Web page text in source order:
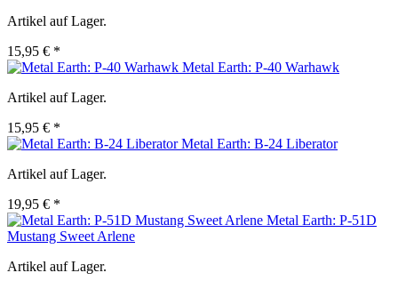
Artikel auf Lager.
15,95 € *
Metal Earth: P-40 Warhawk
Artikel auf Lager.
15,95 € *
Metal Earth: B-24 Liberator
Artikel auf Lager.
19,95 € *
Metal Earth: P-51D
Mustang Sweet Arlene
Artikel auf Lager.